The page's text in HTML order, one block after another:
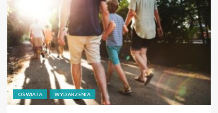
OŚWIATA WYDARZENIA